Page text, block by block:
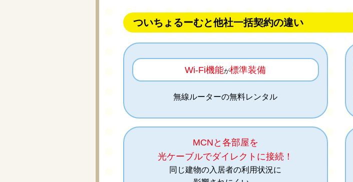
ついちょるーむと他社一括契約の違い
Wi-Fi機能が標準装備
無線ルーターの無料レンタル
MCNと各部屋を
光ケーブルでダイレクトに接続！
同じ建物の入居者の利用状況に